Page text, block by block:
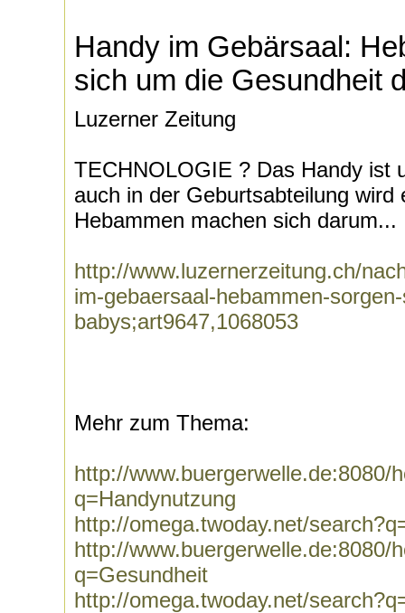
Handy im Gebärsaal:
sich um die Gesundheit
Luzerner Zeitung
TECHNOLOGIE ? Das Handy ist
auch in der Geburtsabteilung wird
Hebammen machen sich darum...
http://www.luzernerzeitung.ch/
im-gebaersaal-hebammen-
babys;art9647,1068053
Mehr zum Thema:
http://www.buergerwelle.de:8080/
q=Handynutzung
http://omega.twoday.net/
http://www.buergerwelle.de:8080/
q=Gesundheit
http://omega.twoday.net/